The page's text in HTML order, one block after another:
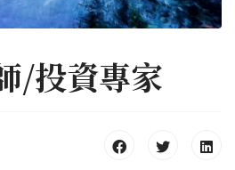
/投資專家